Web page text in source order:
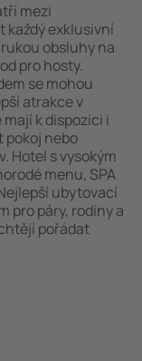
mezi
exklusivní
obsluhy na
pro hosty.
se mohou
atrakce v
k dispozici i
pokoj nebo
Hotel s vysokým
menu, SPA
ubytovací
pro páry, rodiny a
pořádat